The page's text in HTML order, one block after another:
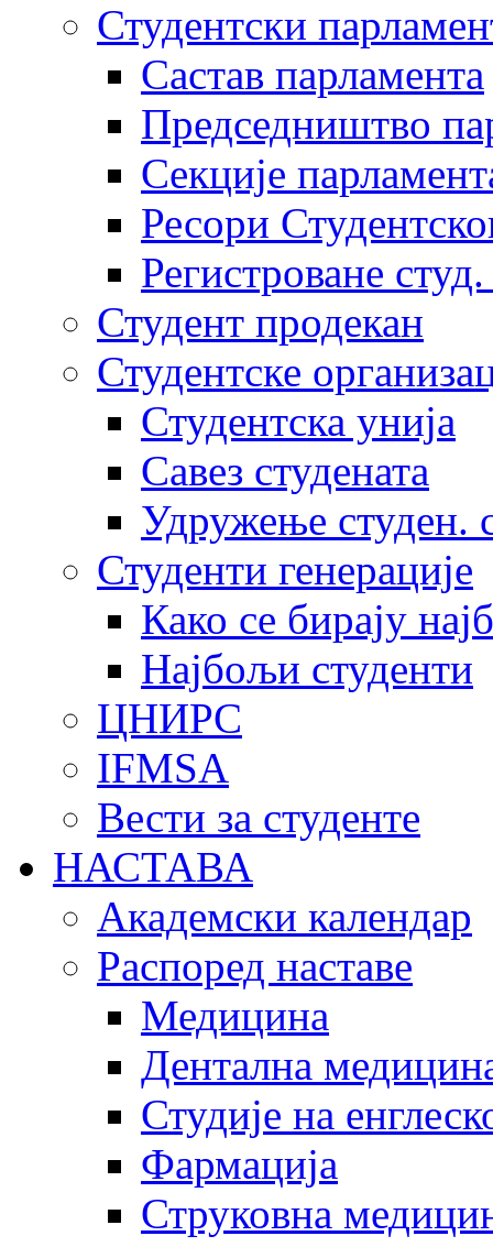
Студентски
Састав парламента
Председништво
Секције
Ресори
Регистроване
Студент продекан
Студентске
Студентска унија
Савез студената
Удружење студен.
Студенти генерације
Како се бирају
Најбољи студенти
ЦНИРС
IFMSA
Вести за студенте
НАСТАВА
Академски календар
Распоред наставе
Медицина
Дентална
Студије на
Фармација
Струковна